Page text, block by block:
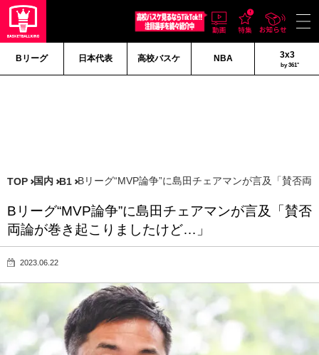
Bリーグ 日本代表 高校バスケ NBA 3x3
by 361°
TOP 国内 B1 Bリーグ“MVP論争”に島田チェアマンが言及「賛否
Bリーグ“MVP論争”に島田チェアマンが言及「賛否
両論が巻き起こりましたけど…」
2023.06.22